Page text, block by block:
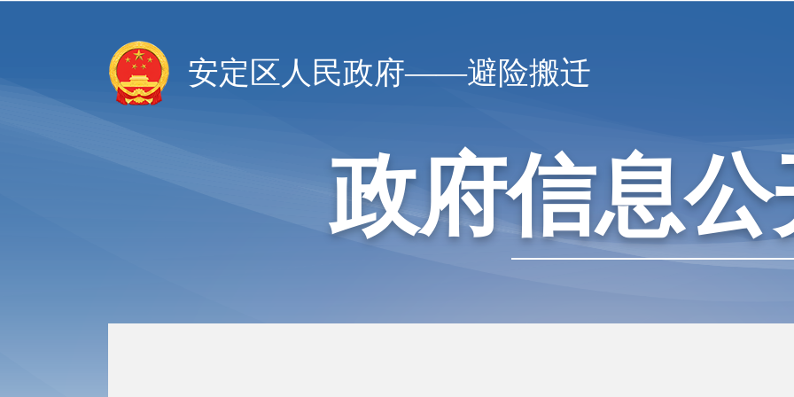
安定区人民政府——避险搬迁
政府信息公